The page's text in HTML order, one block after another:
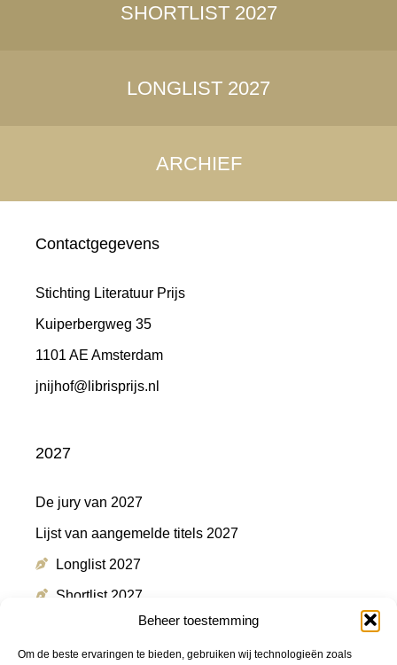
Beheer toestemming
Om de beste ervaringen te bieden, gebruiken wij technologieën zoals
SHORTLIST 2027
LONGLIST 2027
ARCHIEF
Contactgegevens
Stichting Literatuur Prijs
Kuiperbergweg 35
1101 AE Amsterdam
jnijhof@librisprijs.nl
2027
De jury van 2027
Lijst van aangemelde titels 2027
Longlist 2027
Shortlist 2027
Winnaar 2027